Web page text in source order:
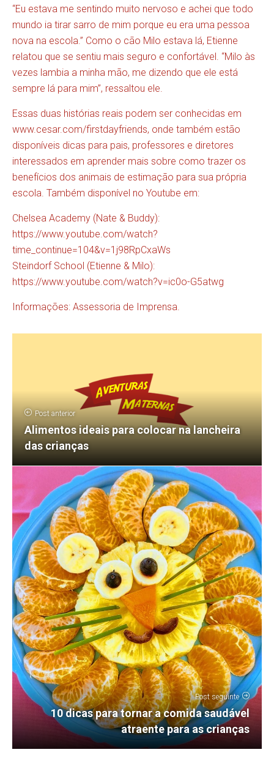
“Eu estava me sentindo muito nervoso e achei que todo
mundo ia tirar sarro de mim porque eu era uma pessoa
nova na escola.” Como o cão Milo estava lá, Etienne
relatou que se sentiu mais seguro e confortável. “Milo às
vezes lambia a minha mão, me dizendo que ele está
sempre lá para mim”, ressaltou ele.
Essas duas histórias reais podem ser conhecidas em
www.cesar.com/firstdayfriends, onde também estão
disponíveis dicas para pais, professores e diretores
interessados em aprender mais sobre como trazer os
benefícios dos animais de estimação para sua própria
escola. Também disponível no Youtube em:
Chelsea Academy (Nate & Buddy):
https://www.youtube.com/watch?
time_continue=104&v=1j98RpCxaWs
Steindorf School (Etienne & Milo):
https://www.youtube.com/watch?v=ic0o-G5atwg
Informações: Assessoria de Imprensa.
Post anterior
Alimentos ideais para colocar na lancheira
das crianças
Post seguinte
10 dicas para tornar a comida saudável
atraente para as crianças